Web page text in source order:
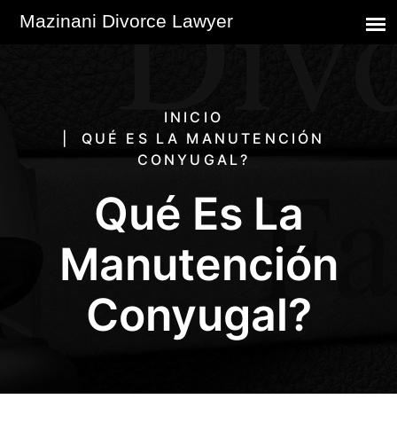
INICIO
QUÉ ES LA MANUTENCIÓN
CONYUGAL?
Qué Es La
Manutención
Conyugal?